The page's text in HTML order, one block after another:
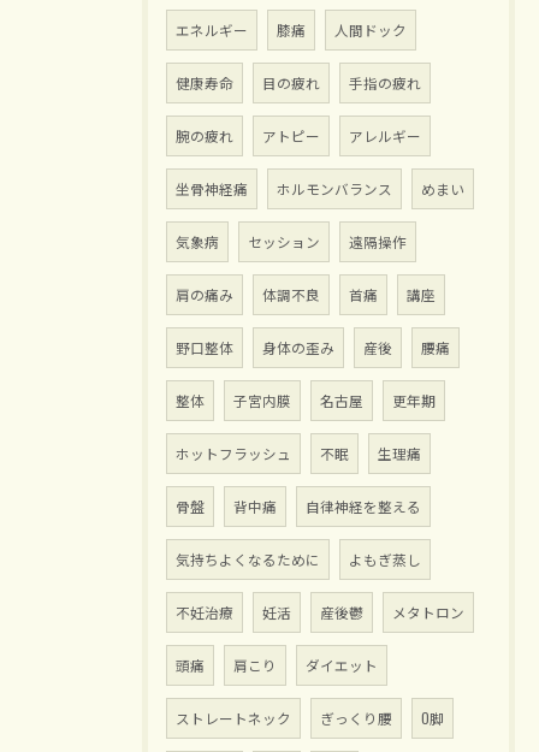
エネルギー 膝痛 人間ドック
健康寿命 目の疲れ 手指の疲れ
腕の疲れ アトピー アレルギー
坐骨神経痛 ホルモンバランス めまい
気象病 セッション 遠隔操作
肩の痛み 体調不良 首痛 講座
野口整体 身体の歪み 産後 腰痛
整体 子宮内膜 名古屋 更年期
ホットフラッシュ 不眠 生理痛
骨盤 背中痛 自律神経を整える
気持ちよくなるために よもぎ蒸し
不妊治療 妊活 産後鬱 メタトロン
頭痛 肩こり ダイエット
ストレートネック ぎっくり腰 O脚